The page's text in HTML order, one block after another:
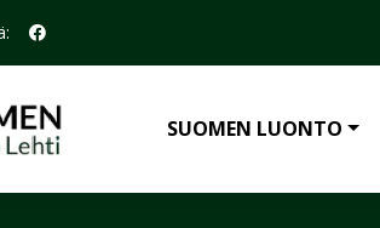
SUOMEN LUONTO